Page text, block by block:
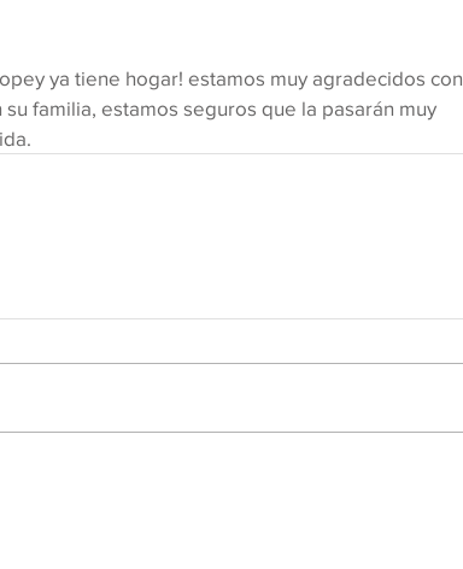
ya tiene hogar! estamos muy agradecidos con
familia, estamos seguros que la pasarán muy